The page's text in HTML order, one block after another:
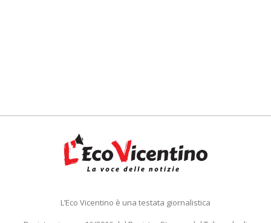
L’Eco Vicentino è una testata giornalistica